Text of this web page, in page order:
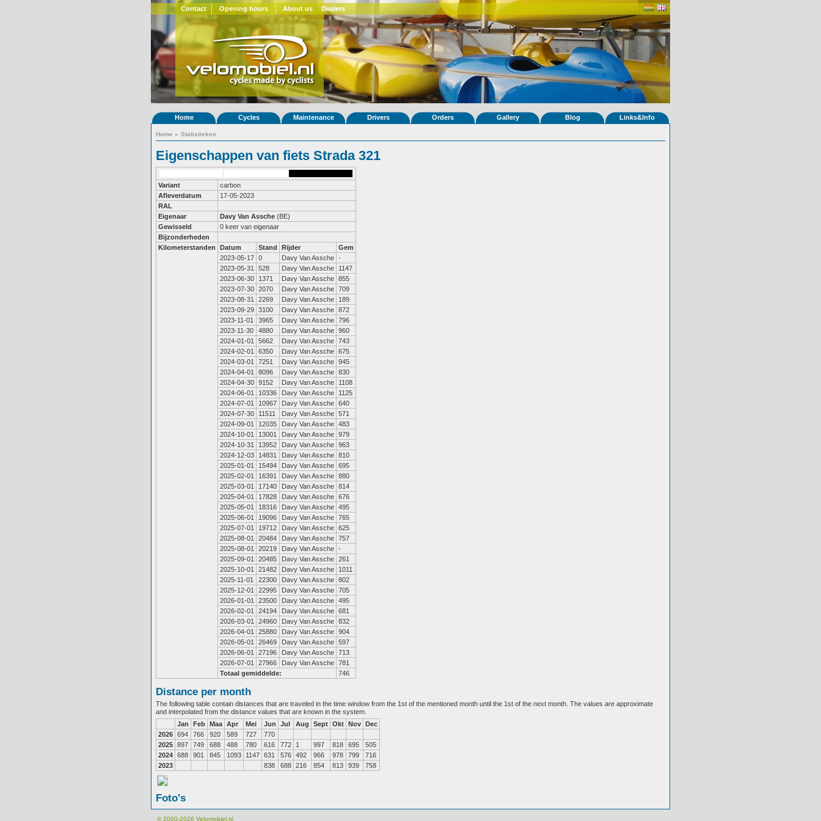
Contact Opening hours About us Dealers
Home Cycles Maintenance Drivers Orders Gallery Blog Links&Info
Home » Statistieken
Eigenschappen van fiets Strada 321
Variant
carbon
Afleverdatum
17-05-2023
RAL
Eigenaar
Davy Van Assche (BE)
Gewisseld
0 keer van eigenaar
Bijzonderheden
Kilometerstanden
Datum Stand Rijder
Gem
2023-05-17 0 Davy Van Assche -
2023-05-31
528 Davy Van Assche
1147
2023-06-30
1371 Davy Van Assche 855
2023-07-30 2070 Davy Van Assche 709
2023-08-31
2269 Davy Van Assche
189
2023-09-29 3100 Davy Van Assche 872
2023-11-01
3965 Davy Van Assche 796
2023-11-30
4880 Davy Van Assche 960
2024-01-01
5662 Davy Van Assche 743
2024-02-01
6350 Davy Van Assche 675
2024-03-01
7251 Davy Van Assche 945
2024-04-01
8096 Davy Van Assche 830
2024-04-30 9152 Davy Van Assche
1108
2024-06-01
10336 Davy Van Assche
1125
2024-07-01
10967 Davy Van Assche 640
2024-07-30
11511 Davy Van Assche 571
2024-09-01
12035 Davy Van Assche 483
2024-10-01
13001 Davy Van Assche 979
2024-10-31
13952 Davy Van Assche 963
2024-12-03
14831 Davy Van Assche 810
2025-01-01
15494 Davy Van Assche 695
2025-02-01
16391 Davy Van Assche 880
2025-03-01
17140 Davy Van Assche 814
2025-04-01
17828 Davy Van Assche 676
2025-05-01
18316 Davy Van Assche 495
2025-06-01
19096 Davy Van Assche 765
2025-07-01
19712 Davy Van Assche 625
2025-08-01
20484 Davy Van Assche 757
2025-08-01
20219 Davy Van Assche -
2025-09-01
20485 Davy Van Assche 261
2025-10-01
21482 Davy Van Assche
1011
2025-11-01
22300 Davy Van Assche 802
2025-12-01
22995 Davy Van Assche 705
2026-01-01
23500 Davy Van Assche 495
2026-02-01
24194 Davy Van Assche 681
2026-03-01
24960 Davy Van Assche 832
2026-04-01
25880 Davy Van Assche 904
2026-05-01
26469 Davy Van Assche 597
2026-06-01
27196 Davy Van Assche 713
2026-07-01
27966 Davy Van Assche 781
Totaal gemiddelde:
746
Distance per month
The following table contain distances that are traveled in the time window from the 1st of the mentioned month until the 1st of the next month. The values are approximate
and interpolated from the distance values that are known in the system.
Jan
Feb Maa Apr Mei Jun Jul Aug Sept Okt Nov Dec
2026 694 766 920 589 727
770
2025 897 749 688 488 780 616 772 1 997 818 695
505
2024 688 901 845 1093 1147 631 576 492 966 978 799
716
2023
838 688 216 854 813 939 758
Foto's
© 2000-2026 Velomobiel.nl